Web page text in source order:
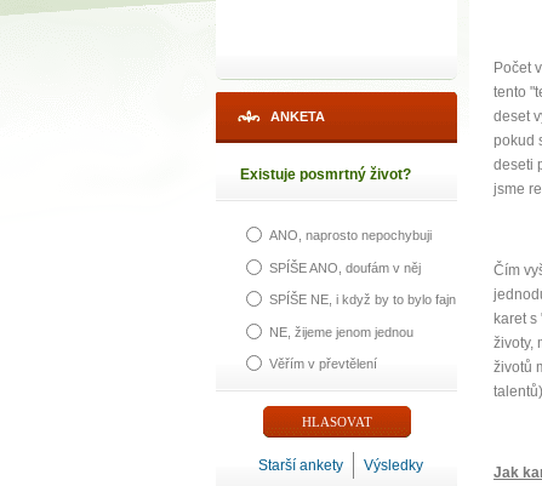
ANKETA
Existuje posmrtný život?
ANO, naprosto nepochybuji
SPÍŠE ANO, doufám v něj
SPÍŠE NE, i když by to bylo fajn
NE, žijeme jenom jednou
Věřím v převtělení
Starší ankety Výsledky
Počet
tento
deset
pokud
deseti
jsme
Čím
karet
životy,
životů
Jak